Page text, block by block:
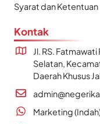
Syarat dan Ketentuan
Kontak
Jl. RS.
Selatan,
Daerah Khusus
Marketing